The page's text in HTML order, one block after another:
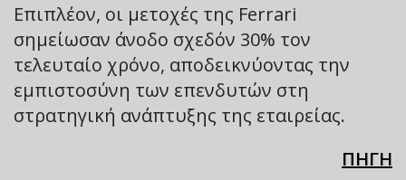
Επιπλέον, οι μετοχές της Ferrari
σημείωσαν άνοδο σχεδόν 30% τον
τελευταίο χρόνο, αποδεικνύοντας την
εμπιστοσύνη των επενδυτών στη
στρατηγική ανάπτυξης της εταιρείας.
ΠΗΓΗ